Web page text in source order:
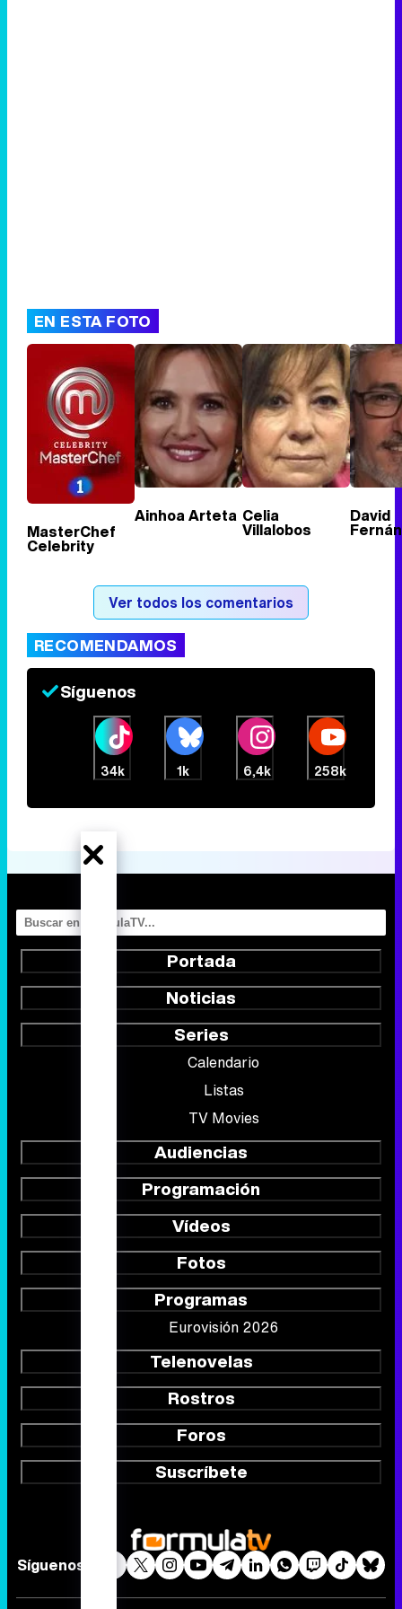
EN ESTA FOTO
MasterChef
Celebrity
Ainhoa Arteta Celia
Villalobos
David
Ver todos los comentarios
RECOMENDAMOS
Síguenos
34k 1k 6,4k 258k
Portada
Noticias
Series
Calendario
Listas
TV Movies
Audiencias
Programación
Vídeos
Fotos
Programas
Eurovisión 2026
Telenovelas
Rostros
Foros
Suscríbete
Síguenos